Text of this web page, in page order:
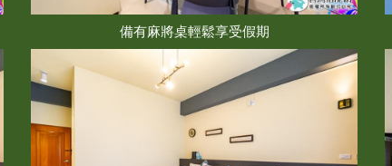
備有麻將桌輕鬆享受假期